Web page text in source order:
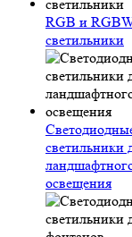
RGB и
светильники
светильники
освещения